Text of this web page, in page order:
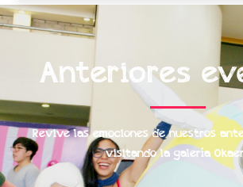
Anteriores
Revive las emociones de nuestros
visitando la galería